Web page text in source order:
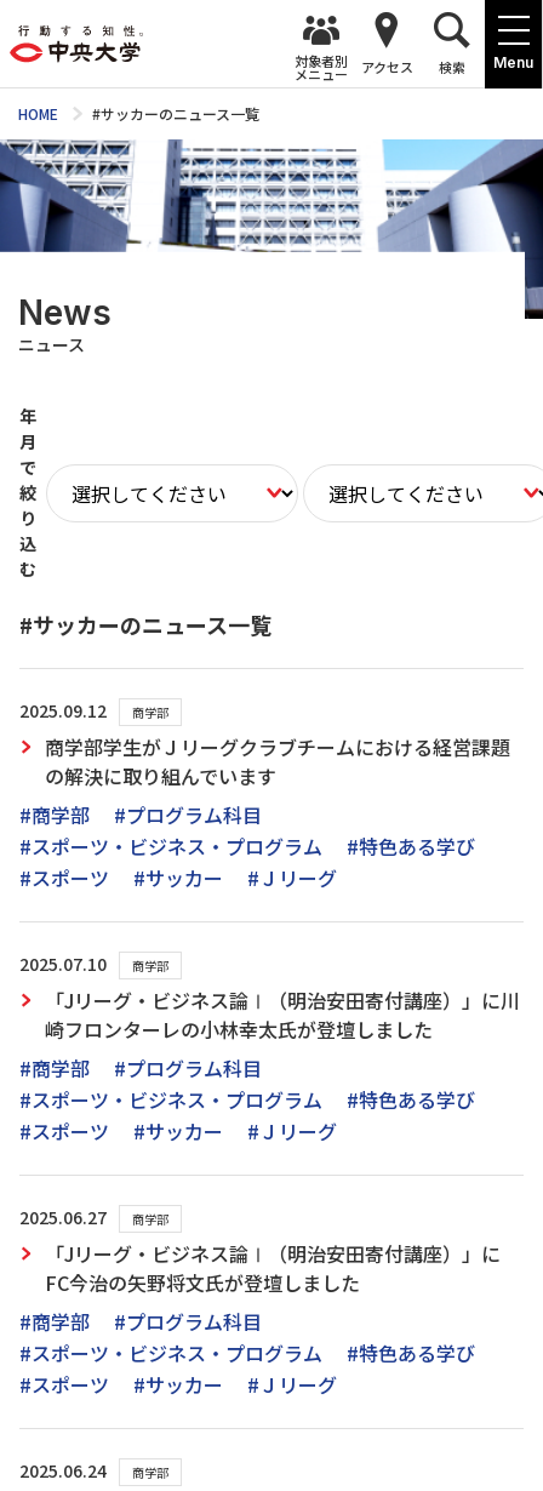
Menu
対象者別
メニュー アクセス 検索
HOME #サッカーのニュース一覧
News
ニュース
年
月
で
絞
り
込
む
#サッカーのニュース一覧
2025.09.12 商学部
商学部学生がＪリーグクラブチームにおける経営課題
の解決に取り組んでいます
#商学部
#プログラム科目
#スポーツ・ビジネス・プログラム
#特色ある学び
#スポーツ
#サッカー #Ｊリーグ
2025.07.10 商学部
「Jリーグ・ビジネス論Ⅰ（明治安田寄付講座）」に川
崎フロンターレの小林幸太氏が登壇しました
#商学部
#プログラム科目
#スポーツ・ビジネス・プログラム
#特色ある学び
#スポーツ
#サッカー #Ｊリーグ
2025.06.27 商学部
「Jリーグ・ビジネス論Ⅰ（明治安田寄付講座）」に
FC今治の矢野将文氏が登壇しました
#商学部
#プログラム科目
#スポーツ・ビジネス・プログラム
#特色ある学び
#スポーツ
#サッカー #Ｊリーグ
2025.06.24 商学部